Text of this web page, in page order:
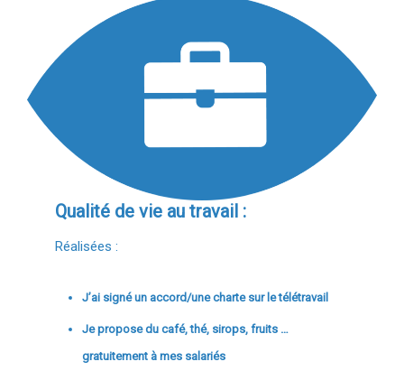
Qualité de vie au travail :
Réalisées :
J’ai signé un accord/une charte sur le télétravail
Je propose du café, thé, sirops, fruits …
gratuitement à mes salariés